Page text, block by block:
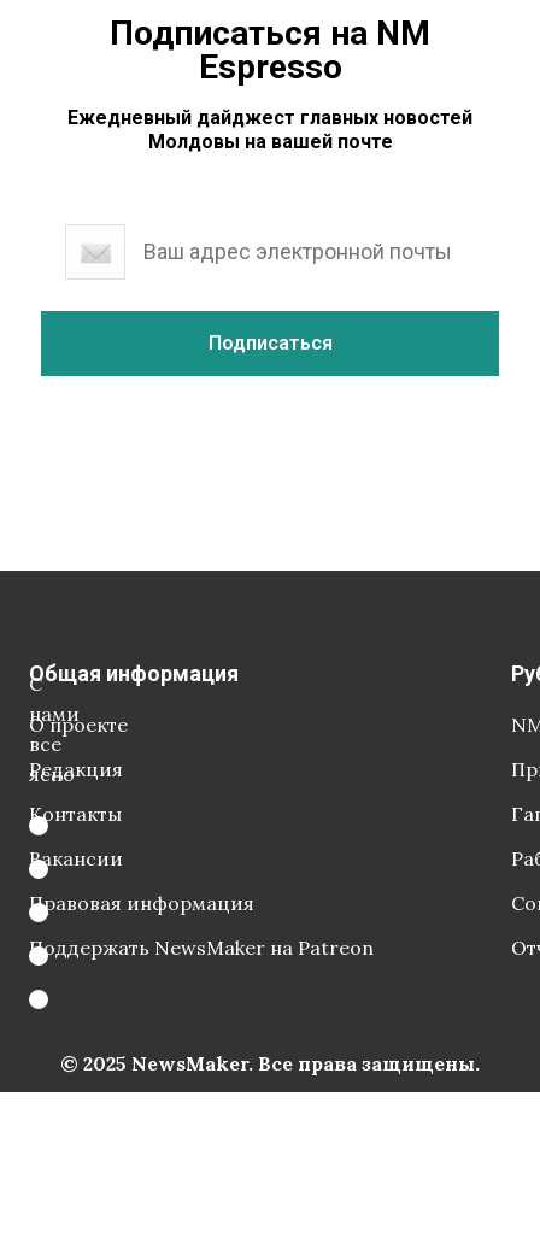
Подписаться на NM
Espresso
Ежедневный дайджест главных новостей
Молдовы на вашей почте
С
нами
все
ясно
Общая информация
О проекте
Редакция
Контакты
Вакансии
Правовая информация
Поддержать NewsMaker на Patreon
© 2025 NewsMaker. Все права защищены.